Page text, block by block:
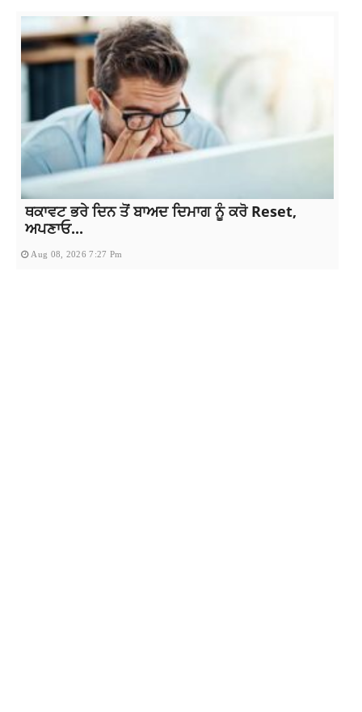
ਥਕਾਵਟ ਭਰੇ ਦਿਨ ਤੋਂ ਬਾਅਦ ਦਿਮਾਗ ਨੂੰ ਕਰੋ Reset,
ਅਪਣਾਓ...
Aug 08, 2026 7:27 Pm